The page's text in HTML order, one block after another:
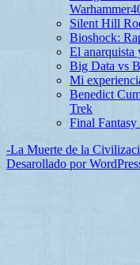
Silent Hill
Bioshock:
El anarquista
Big Data vs
Mi
Benedict
Trek
Final
-La Muerte de la
Desarollado por